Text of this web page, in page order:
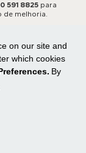
on our site and
which cookies
By
591 8825para
de melhoria.